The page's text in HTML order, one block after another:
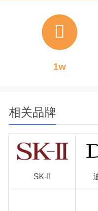
1w
相关品牌
SK-II